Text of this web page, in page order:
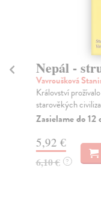
Nepál -
Vavroušková
Království
starověkých
Zasielame do 12
5,92 €
6,10 € ?